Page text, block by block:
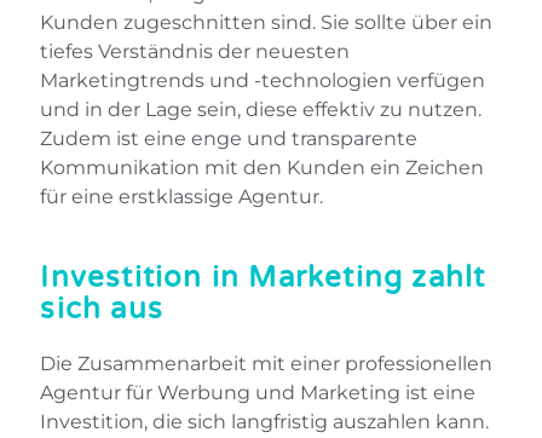
Kunden zugeschnitten sind. Sie sollte über ein
tiefes Verständnis der neuesten
Marketingtrends und -technologien verfügen
und in der Lage sein, diese effektiv zu nutzen.
Zudem ist eine enge und transparente
Kommunikation mit den Kunden ein Zeichen
für eine erstklassige Agentur.
Investition in Marketing zahlt
sich aus
Die Zusammenarbeit mit einer professionellen
Agentur für Werbung und Marketing ist eine
Investition, die sich langfristig auszahlen kann.